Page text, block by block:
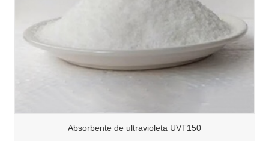
Absorbente de ultravioleta UVT150